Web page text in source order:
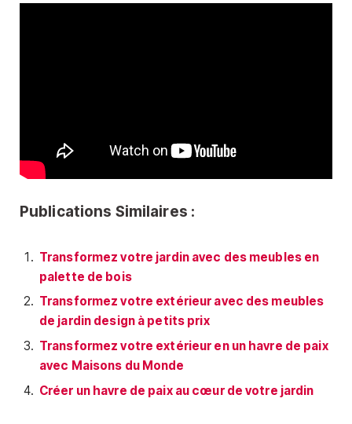
Publications Similaires :
Transformez votre jardin avec des meubles en
palette de bois
Transformez votre extérieur avec des meubles
de jardin design à petits prix
Transformez votre extérieur en un havre de paix
avec Maisons du Monde
Créer un havre de paix au cœur de votre jardin